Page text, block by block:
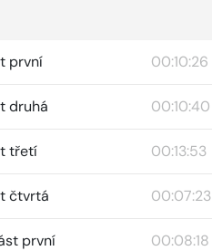
první 00:10:26
druhá 00:10:40
třetí 00:13:53
čtvrtá 00:07:23
první 00:08:18